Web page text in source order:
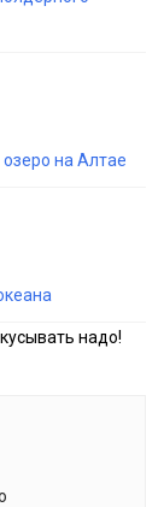
на Алтае
надо!